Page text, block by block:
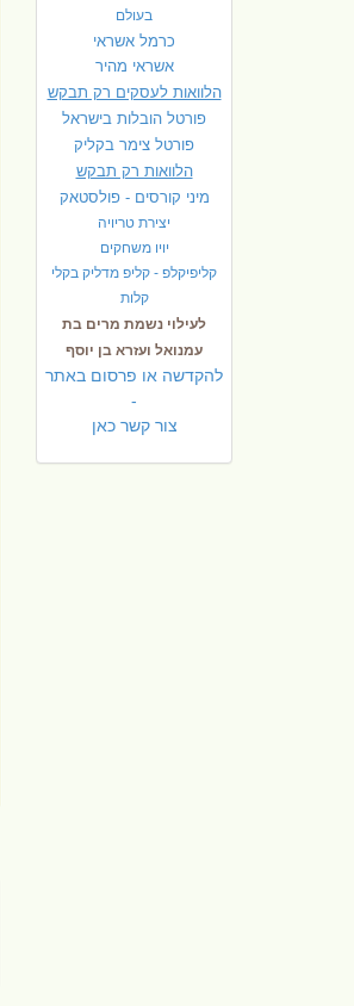
בעולם
כרמל אשראי
אשראי מהיר
הלוואות לעסקים רק תבקש
פורטל הובלות בישראל
פורטל צימר בקליק
הלוואות רק תבקש
מיני קורסים - פולסטאק
יצירת טריויה
יויו משחקים
קליפיקלפ - קליפ מדליק בקלי
קלות
לעילוי נשמת מרים בת
עמנואל ועזרא בן יוסף
להקדשה או פרסום באתר
-
צור קשר כאן